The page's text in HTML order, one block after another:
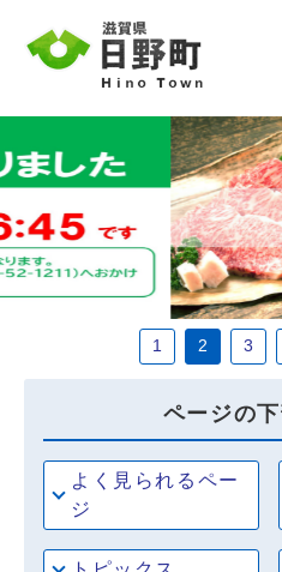
1 2 3
ページの
よく見られるペー
ジ